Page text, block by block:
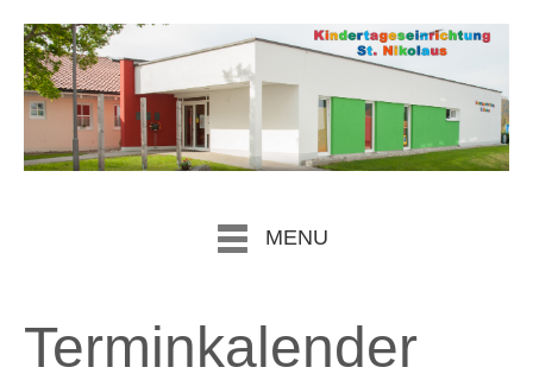
MENU
Terminkalender